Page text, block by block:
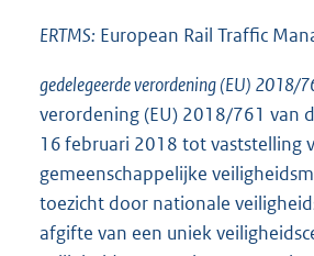
ERTMS: European Rail Traffic
gedelegeerde verordening (EU) 2018/
verordening (EU) 2018/761 van
16 februari 2018 tot vaststelling
gemeenschappelijke
toezicht door nationale
afgifte van een uniek